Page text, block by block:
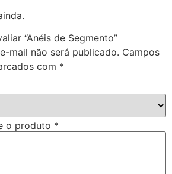
“Anéis de Segmento”
mail não será publicado. Campos
com *
o produto *